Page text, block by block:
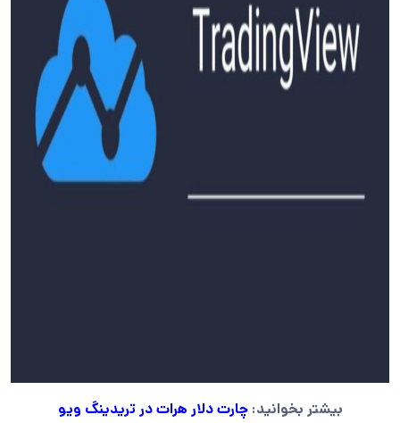
بیشتر بخوانید:چارت دلار هرات در تریدینگ ویو